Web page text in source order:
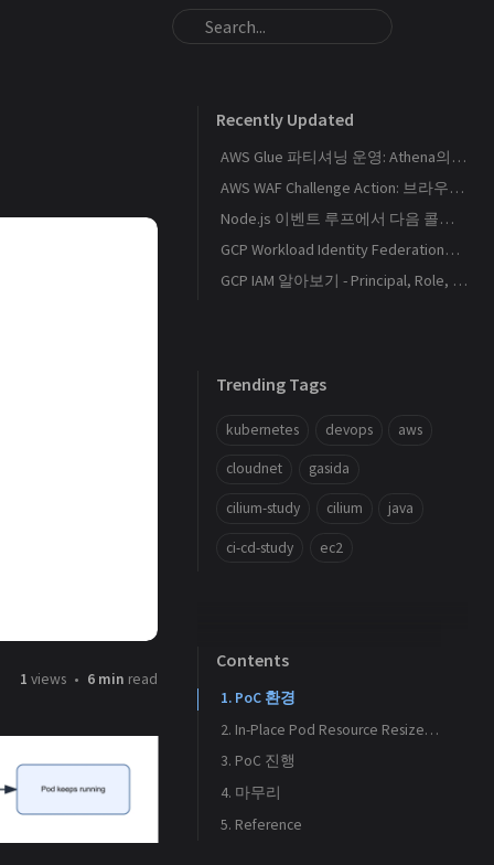
1 views 6 min read
Recently Updated
AWS Glue 파티셔닝 운영: Athena의 S3 스캔량을 줄이는 Catalog와 Projection 설계
AWS WAF Challenge Action: 브라우저 토큰과 SPA 요청 경계를 이해하기
Node.js 이벤트 루프에서 다음 콜백이 실행되는 순서
GCP Workload Identity Federation으로 외부 워크로드에 키 없이 권한 부여하기
GCP IAM 알아보기 - Principal, Role, Policy, Service Account
Trending Tags
kubernetes devops aws
cloudnet gasida
cilium-study cilium java
ci-cd-study ec2
Contents
1. PoC 환경
2. In-Place Pod Resource Resize 기능 소개
3. PoC 진행
3.1. 테스트용 nginx Pod 생성
4. 마무리
5. Reference